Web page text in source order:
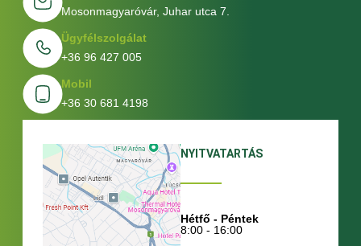
Mosonmagyaróvár, Juhar utca 7.
Ügyfélszolgálat
+36 96 427 005
Mobil
+36 30 681 4198
NYITVATARTÁS
Hétfő - Péntek
8:00 - 16:00